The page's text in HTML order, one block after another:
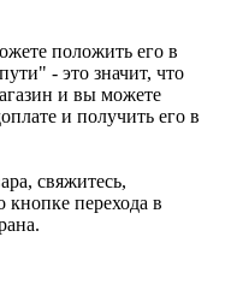
положить его в
- это значит, что
и вы можете
и получить его в
свяжитесь,
перехода в